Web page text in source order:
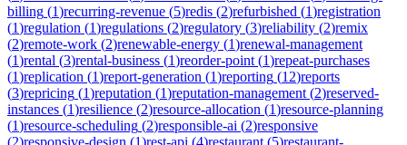
billing (1)recurring-revenue (5)redis (2)refurbished (1)registration
(1)regulation (1)regulations (2)regulatory (3)reliability (2)remix
(2)remote-work (2)renewable-energy (1)renewal-management
(1)rental (3)rental-business (1)reorder-point (1)repeat-purchases
(1)replication (1)report-generation (1)reporting (12)reports
(3)repricing (1)reputation (1)reputation-management (2)reserved-
instances (1)resilience (2)resource-allocation (1)resource-planning
(1)resource-scheduling (2)responsible-ai (2)responsive
(2)responsive-design (1)rest-api (4)restaurant (5)restaurant-